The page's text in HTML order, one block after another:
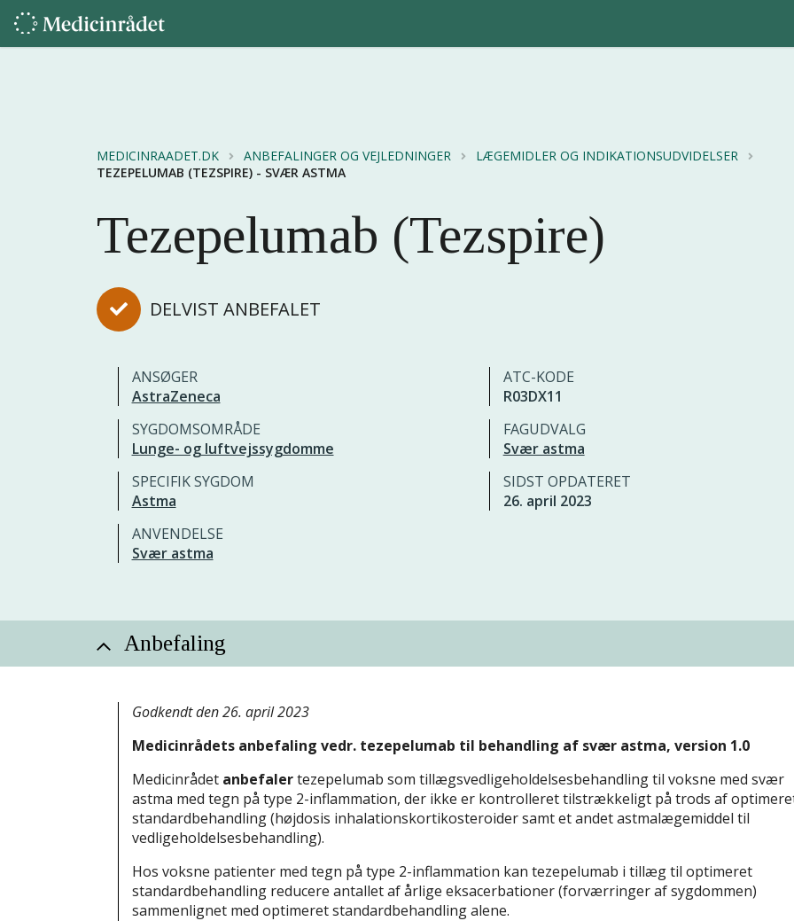
MEDICINRAADET.DK ANBEFALINGER OG VEJLEDNINGER
LÆGEMIDLER OG INDIKATIONSUDVIDELSER
TEZEPELUMAB (TEZSPIRE) - SVÆR ASTMA
Tezepelumab (Tezspire)
DELVIST ANBEFALET
ANSØGER
AstraZeneca
ATC-KODE
R03DX11
SYGDOMSOMRÅDE
Lunge- og luftvejssygdomme
FAGUDVALG
Svær astma
SPECIFIK SYGDOM
Astma
SIDST OPDATERET
26. april 2023
ANVENDELSE
Svær astma
Anbefaling
Godkendt den 26. april 2023
Medicinrådets anbefaling vedr. tezepelumab til behandling af svær astma, version 1.0
Medicinrådet anbefalertezepelumab som tillægsvedligeholdelsesbehandling til voksne med svær
astma med tegn på type 2-inflammation, der ikke er kontrolleret tilstrækkeligt på trods af
standardbehandling (højdosis inhalationskortikosteroider samt et andet astmalægemiddel til
vedligeholdelsesbehandling).
Hos voksne patienter med tegn på type 2-inflammation kan tezepelumab i tillæg til optimeret
standardbehandling reducere antallet af årlige eksacerbationer (forværringer af sygdommen)
sammenlignet med optimeret standardbehandling alene.